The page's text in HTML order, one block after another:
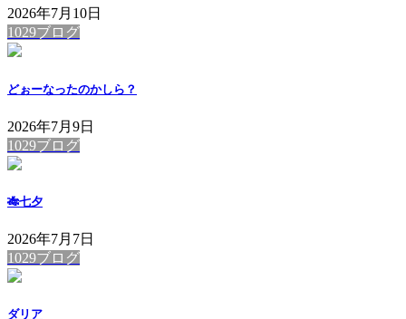
2026年7月10日
1029ブログ
どぉーなったのかしら？
2026年7月9日
1029ブログ
🎋七夕
2026年7月7日
1029ブログ
ダリア